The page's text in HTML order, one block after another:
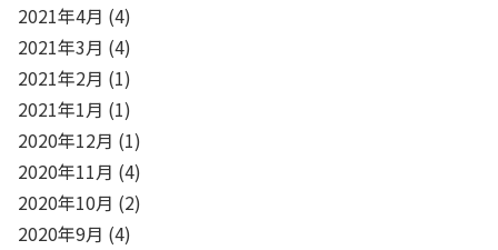
2021年4月 (4)
2021年3月 (4)
2021年2月 (1)
2021年1月 (1)
2020年12月 (1)
2020年11月 (4)
2020年10月 (2)
2020年9月 (4)